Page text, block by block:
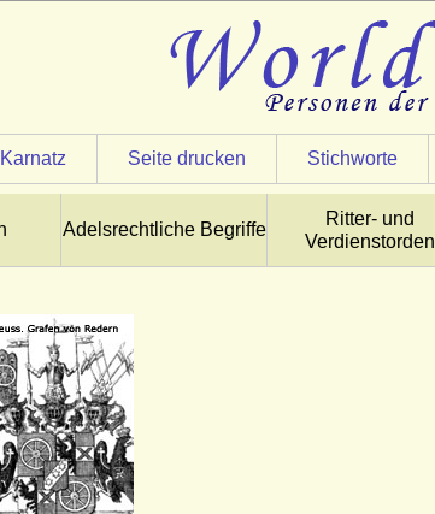
Seite drucken Stichworte
Adelsrechtliche Begriffe
Ritter- und
Verdienstorden